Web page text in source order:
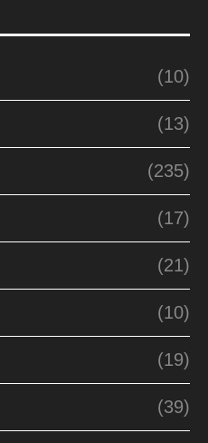
(10)
(13)
(235)
(17)
(21)
(10)
(19)
(39)